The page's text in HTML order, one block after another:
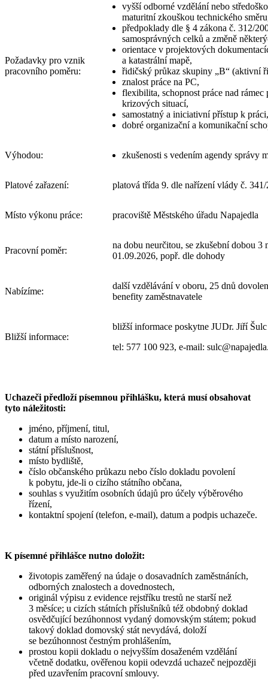
Požadavky pro vznik
pracovního poměru:
vyšší odborné vzdělání nebo
maturitní zkouškou technického
předpoklady dle § 4 zákona č. 312/
samosprávných celků a změně
orientace v projektových
a katastrální mapě,
řidičský průkaz skupiny „B“ (aktivní
znalost práce na PC,
flexibilita, schopnost práce nad
krizových situací,
samostatný a iniciativní přístup k práci,
dobré organizační a komunikační
Výhodou: zkušenosti s vedením agendy správy
Platové zařazení: platová třída 9. dle nařízení vlády č.
Místo výkonu práce: pracoviště Městského úřadu Napajedla
Pracovní poměr:
na dobu neurčitou, se zkušební dobou 3
01.09.2026, popř. dle dohody
Nabízíme:
další vzdělávání v oboru, 25 dnů
benefity zaměstnavatele
Bližší informace:
bližší informace poskytne JUDr. Jiří Šulc
tel: 577 100 923, e-mail:
Uchazeči předloží písemnou přihlášku, která musí obsahovat
tyto náležitosti:
jméno, příjmení, titul,
datum a místo narození,
státní příslušnost,
místo bydliště,
číslo občanského průkazu nebo číslo dokladu povolení
k pobytu, jde-li o cizího státního občana,
souhlas s využitím osobních údajů pro účely výběrového
řízení,
kontaktní spojení (telefon, e-mail), datum a podpis uchazeče.
K písemné přihlášce nutno doložit:
životopis zaměřený na údaje o dosavadních zaměstnáních,
odborných znalostech a dovednostech,
originál výpisu z evidence rejstříku trestů ne starší než
3 měsíce; u cizích státních příslušníků též obdobný doklad
osvědčující bezúhonnost vydaný domovským státem; pokud
takový doklad domovský stát nevydává, doloží
se bezúhonnost čestným prohlášením,
prostou kopii dokladu o nejvyšším dosaženém vzdělání
včetně dodatku, ověřenou kopii odevzdá uchazeč nejpozději
před uzavřením pracovní smlouvy.